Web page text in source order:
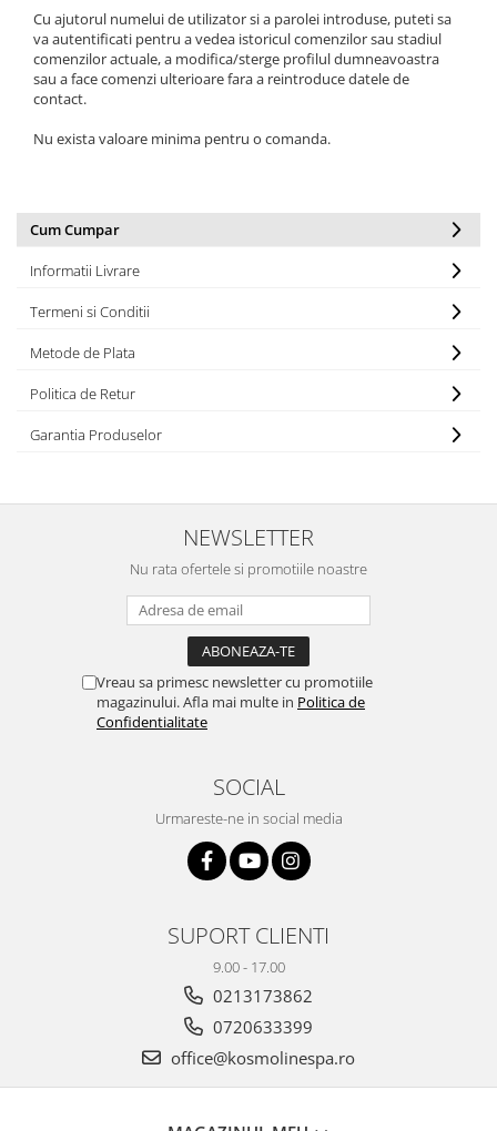
Cu ajutorul numelui de utilizator si a parolei introduse, puteti sa
va autentificati pentru a vedea istoricul comenzilor sau stadiul
comenzilor actuale, a modifica/sterge profilul dumneavoastra
sau a face comenzi ulterioare fara a reintroduce datele de
contact.
Nu exista valoare minima pentru o comanda.
Cum Cumpar
Informatii Livrare
Termeni si Conditii
Metode de Plata
Politica de Retur
Garantia Produselor
NEWSLETTER
Nu rata ofertele si promotiile noastre
Vreau sa primesc newsletter cu promotiile
magazinului. Afla mai multe in Politica de
Confidentialitate
SOCIAL
Urmareste-ne in social media
SUPORT CLIENTI
9.00 - 17.00
0213173862
0720633399
office@kosmolinespa.ro